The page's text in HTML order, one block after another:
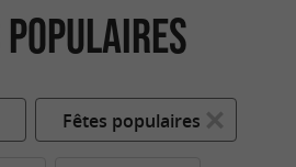
populaires
Fêtes populaires